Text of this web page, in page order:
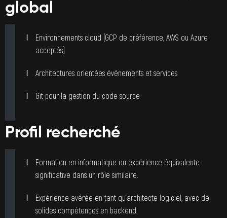
global
Environnements cloud (GCP de préférence, AWS ou Azure
acceptés)
Architectures orientées événements et services
Git pour la gestion du code source
Profil recherché
Formation en informatique ou expérience équivalente
significative dans un rôle similaire.
Expérience avérée en tant qu’architecte logiciel, avec de
solides compétences en backend.